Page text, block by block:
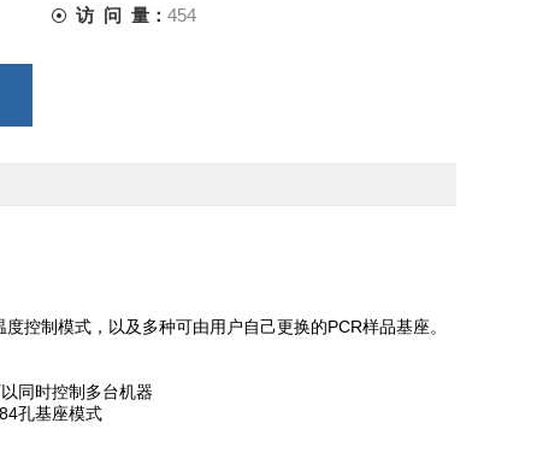
访 问 量： 454
控制模式，以及多种可由用户自己更换的PCR样品基座。
同时控制多台机器
孔基座模式